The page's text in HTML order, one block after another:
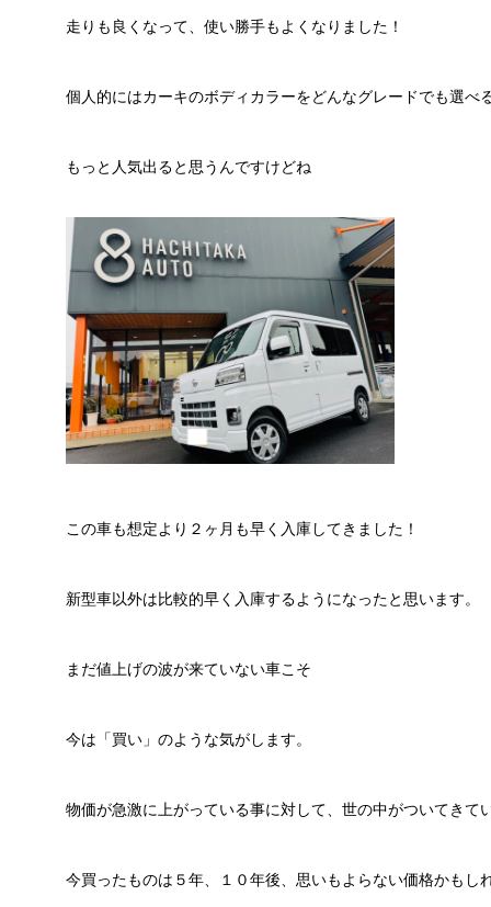
走りも良くなって、使い勝手もよくなりました！
個人的にはカーキのボディカラーをどんなグレードでも選べ
もっと人気出ると思うんですけどね
この車も想定より２ヶ月も早く入庫してきました！
新型車以外は比較的早く入庫するようになったと思います。
まだ値上げの波が来ていない車こそ
今は「買い」のような気がします。
物価が急激に上がっている事に対して、世の中がついてきて
今買ったものは５年、１０年後、思いもよらない価格かもし